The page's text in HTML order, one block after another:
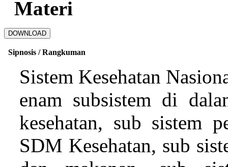
Materi
DOWNLOAD
Sipnosis / Rangkuman
Sistem Kesehatan
enam subsistem di
kesehatan, sub sistem
SDM Kesehatan, sub